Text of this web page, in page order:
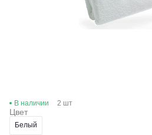
В наличии 2 шт
Цвет
Белый